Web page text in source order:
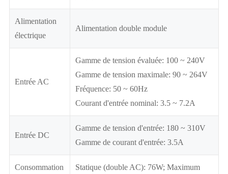
Alimentation
électrique
Alimentation double module
Entrée AC
Gamme de tension évaluée: 100 ~ 240V
Gamme de tension maximale: 90 ~ 264V
Fréquence: 50 ~ 60Hz
Courant d'entrée nominal: 3.5 ~ 7.2A
Entrée DC
Gamme de tension d'entrée: 180 ~ 310V
Gamme de courant d'entrée: 3.5A
Consommation
Statique (double AC): 76W; Maximum